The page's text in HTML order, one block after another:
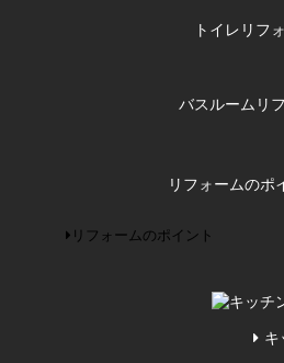
トイレリフ
バスルームリ
リフォームのポ
リフォームのポイント
キ